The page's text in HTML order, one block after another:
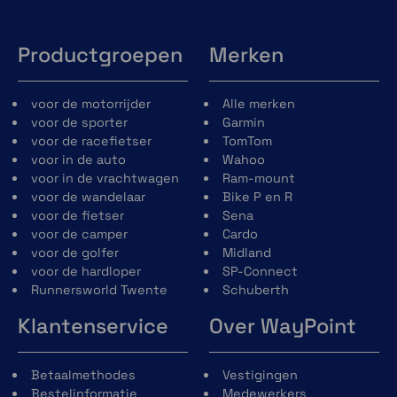
Productgroepen
voor de motorrijder
voor de sporter
voor de racefietser
voor in de auto
voor in de vrachtwagen
voor de wandelaar
voor de fietser
voor de camper
voor de golfer
voor de hardloper
Runnersworld Twente
Merken
Alle merken
Garmin
TomTom
Wahoo
Ram-mount
Bike P en R
Sena
Cardo
Midland
SP-Connect
Schuberth
Klantenservice
Betaalmethodes
Bestelinformatie
Over WayPoint
Vestigingen
Medewerkers